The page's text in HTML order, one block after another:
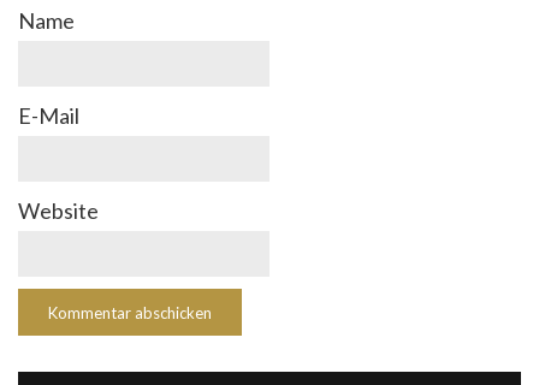
Name
E-Mail
Website